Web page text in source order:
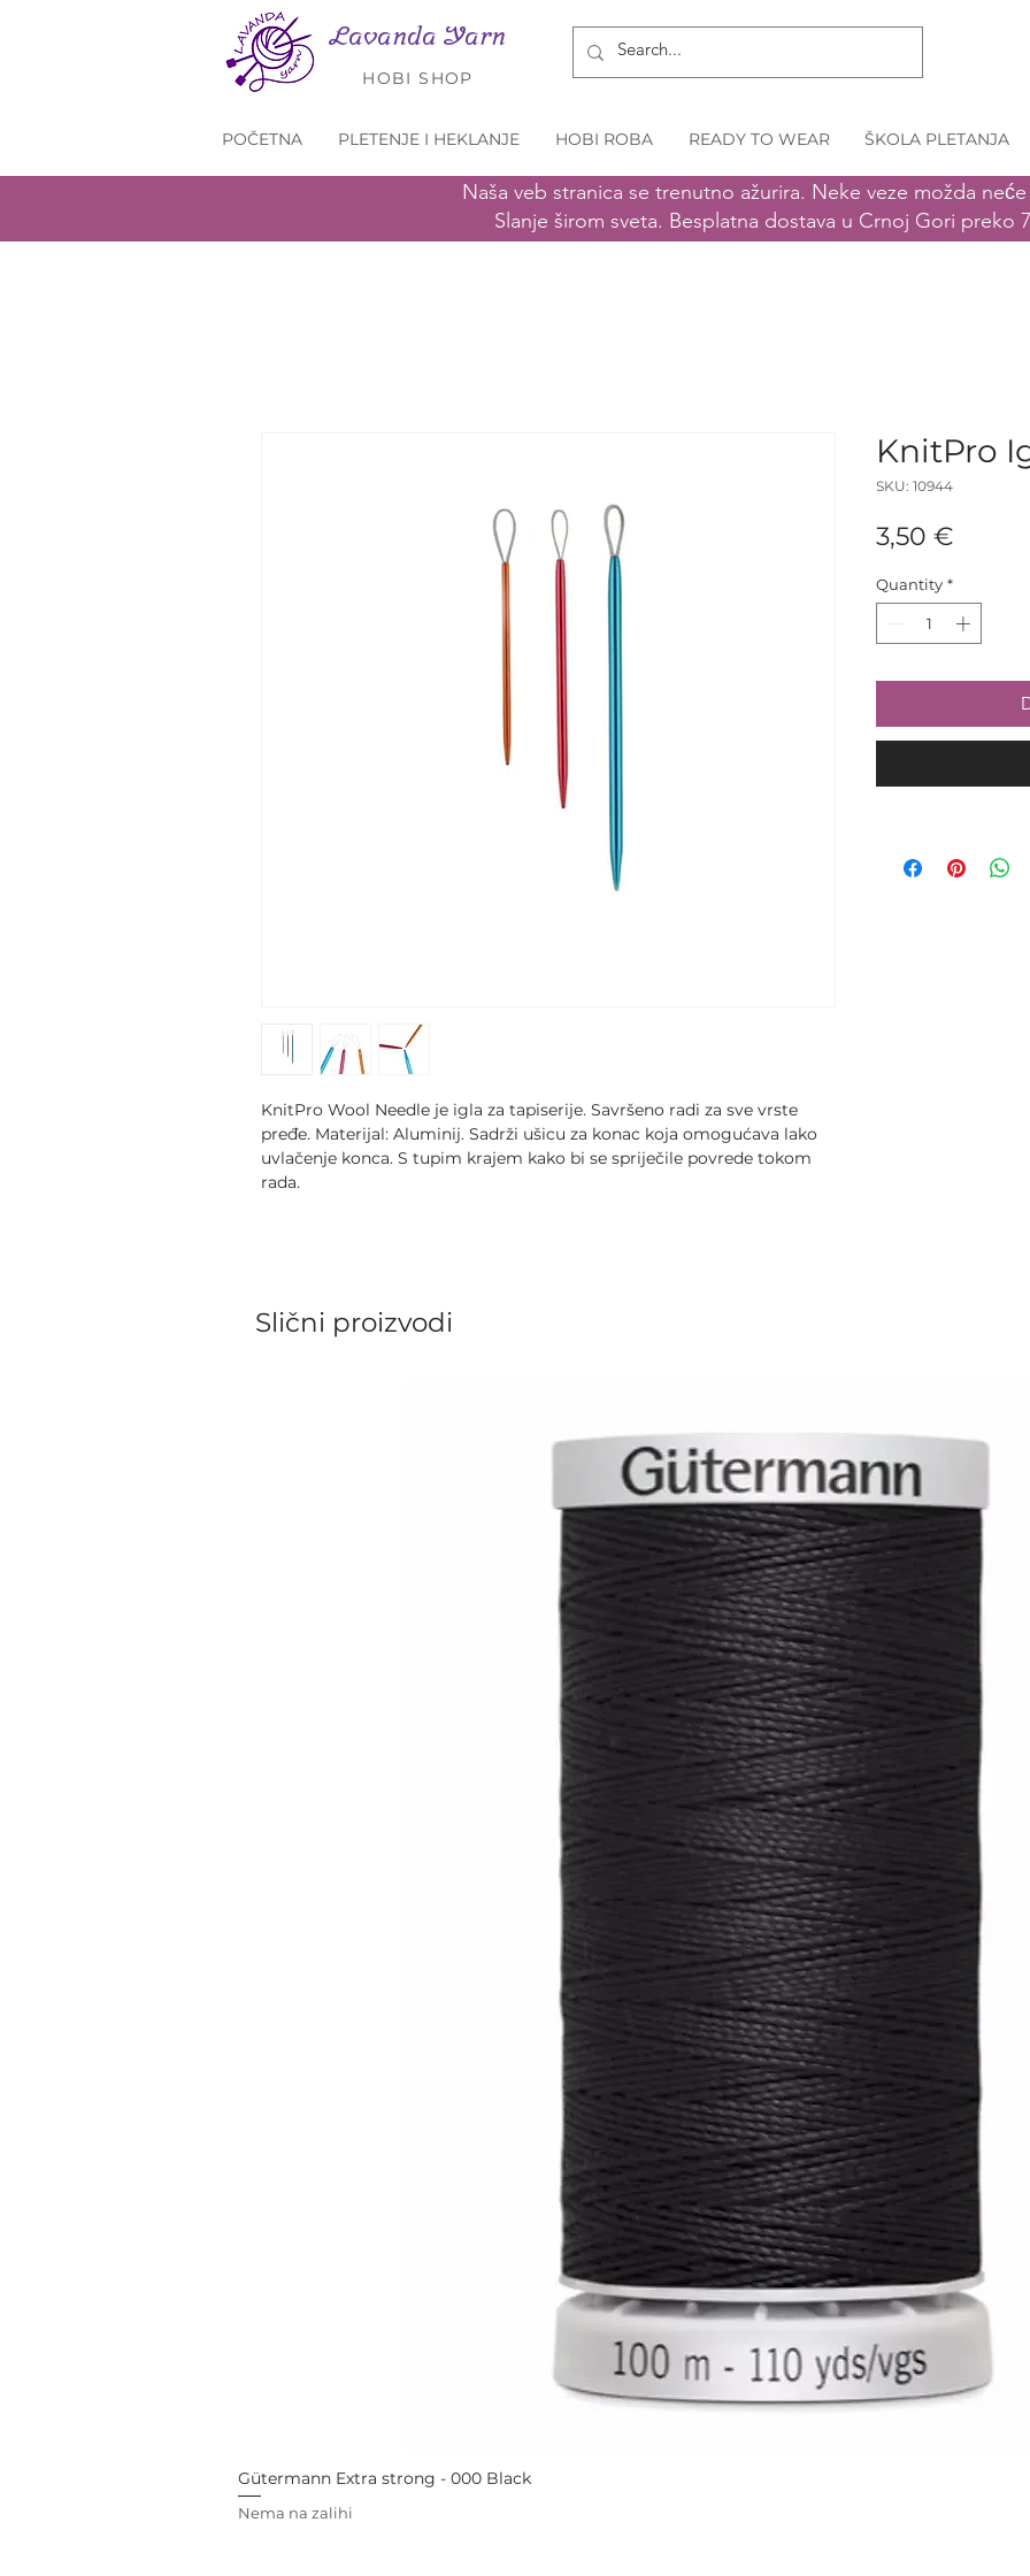
Lavanda Yarn
HOBI SHOP
POČETNA PLETENJE I HEKLANJE HOBI ROBA READY TO WEAR ŠKOLA PLETANJA
Naša veb stranica se trenutno ažurira. Neke veze možda
Slanje širom sveta. Besplatna dostava u Crnoj Gori preko
KnitPro Wool Needle je igla za tapiserije. Savršeno radi za sve vrste
pređe. Materijal: Aluminij. Sadrži ušicu za konac koja omogućava lako
uvlačenje konca. S tupim krajem kako bi se spriječile povrede tokom
rada.
KnitPro
SKU: 10944
3,50 €
Quantity *
Slični proizvodi
Gütermann Extra strong - 000 Black
Nema na zalihi